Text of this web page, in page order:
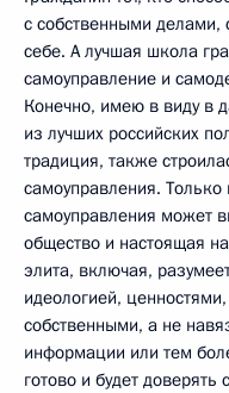
с собственными делами,
себе. А лучшая школа
самоуправление и
Конечно, имею в виду в
из лучших российских
традиция, также
самоуправления.
самоуправления может
общество и настоящая
элита, включая,
идеологией,
собственными, а не
информации или тем
готово и будет